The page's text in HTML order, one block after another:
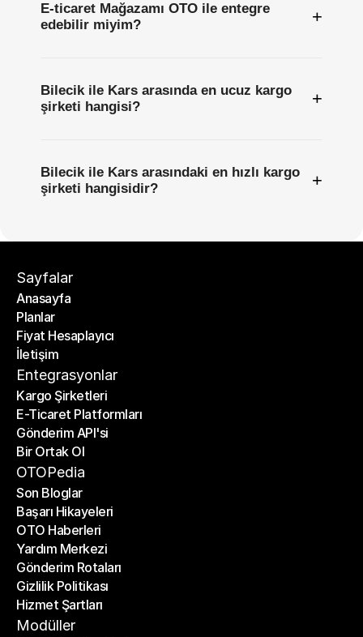
E-ticaret Mağazamı OTO ile entegre
edebilir miyim?
+
Bilecik ile Kars arasında en ucuz kargo
şirketi hangisi?
+
Bilecik ile Kars arasındaki en hızlı kargo
şirketi hangisidir?
+
Sayfalar
Anasayfa
Anasayfa
Planlar
Planlar
Fiyat Hesaplayıcı
Fiyat Hesaplayıcı
İletişim
İletişim
Entegrasyonlar
Kargo Şirketleri
Kargo Şirketleri
E-Ticaret Platformları
E-Ticaret Platformları
Gönderim API'si
Gönderim API'si
Bir Ortak Ol
Bir Ortak Ol
OTOPedia
Son Bloglar
Son Bloglar
Başarı Hikayeleri
Başarı Hikayeleri
OTO Haberleri
OTO Haberleri
Yardım Merkezi
Yardım Merkezi
Gönderim Rotaları
Gönderim Rotaları
Gizlilik Politikası
Gizlilik Politikası
Hizmet Şartları
Hizmet Şartları
Modüller